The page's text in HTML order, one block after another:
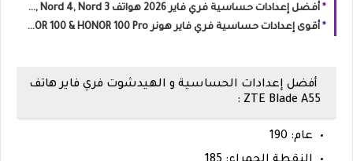
أفضل إعدادات حساسية فري فاير 2026 هواتف OnePlus Nord 5, Nord 4, Nord 3
أقوى إعدادات حساسية فري فاير هونر HONOR 100 & HONOR 100 Pro
أفضل إعدادات الحساسية و الهيدشوت فري فاير هاتف
ZTE Blade A55 :
عام: 190